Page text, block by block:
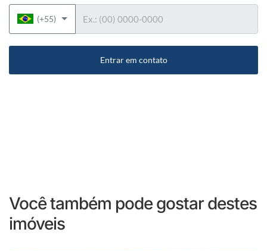
(+55)
Entrar em contato
Você também pode gostar destes
imóveis